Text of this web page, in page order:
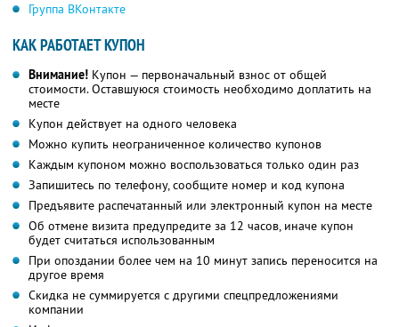
Группа ВКонтакте
КАК РАБОТАЕТ КУПОН
Внимание! Купон — первоначальный взнос от общей
стоимости. Оставшуюся стоимость необходимо доплатить на
месте
Купон действует на одного человека
Можно купить неограниченное количество купонов
Каждым купоном можно воспользоваться только один раз
Запишитесь по телефону, сообщите номер и код купона
Предъявите распечатанный или электронный купон на месте
Об отмене визита предупредите за 12 часов, иначе купон
будет считаться использованным
При опоздании более чем на 10 минут запись переносится на
другое время
Скидка не суммируется с другими спецпредложениями
компании